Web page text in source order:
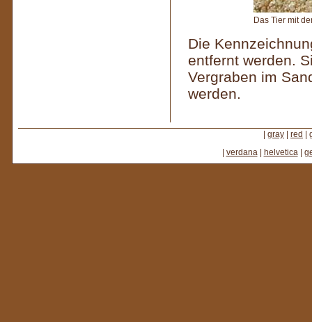
Das Tier mit
Die
entfernt werden.
Vergraben im
werden.
gray red
verdana| helvetica|